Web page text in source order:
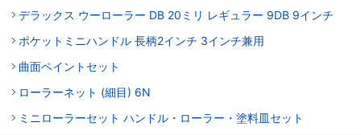
デラックス ウーローラー DB 20ミリ レギュラー 9DB 9インチ
ポケットミニハンドル 長柄2インチ 3インチ兼用
曲面ペイントセット
ローラーネット (細目) 6N
ミニローラーセット ハンドル・ローラー・塗料皿セット